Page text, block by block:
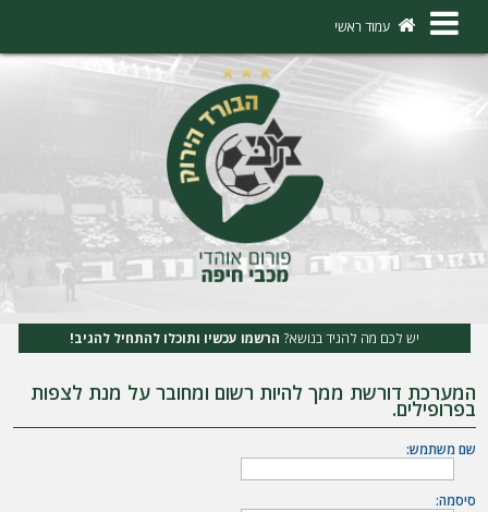
×
ו
ר
ש
מ
עמוד ראשי
יש לכם מה להגיד בנושא? הרשמו עכשיו ותוכלו להתחיל להגיב!
המערכת דורשת ממך להיות רשום ומחובר על מנת לצפות
בפרופילים.
שם משתמש:
סיסמה: